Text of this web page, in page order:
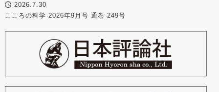
2026.7.30
こころの科学 2026年9月号 通巻 249号